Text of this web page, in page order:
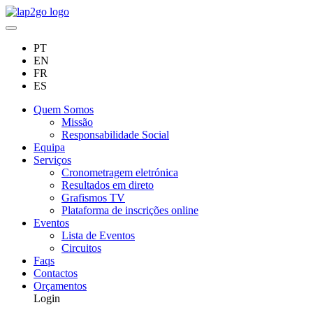
PT
EN
FR
ES
Quem Somos
Missão
Responsabilidade Social
Equipa
Serviços
Cronometragem eletrónica
Resultados em direto
Grafismos TV
Plataforma de inscrições online
Eventos
Lista de Eventos
Circuitos
Faqs
Contactos
Orçamentos
Login